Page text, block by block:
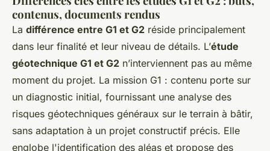
contenus, documents rendus
La différence entre G1 et G2 réside principalement
dans leur finalité et leur niveau de détails. L’étude
géotechnique G1 et G2 n’interviennent pas au même
moment du projet. La mission G1 : contenu porte sur
un diagnostic initial, fournissant une analyse des
risques géotechniques généraux sur le terrain à bâtir,
sans adaptation à un projet constructif précis. Elle
englobe l'identification des aléas et propose des